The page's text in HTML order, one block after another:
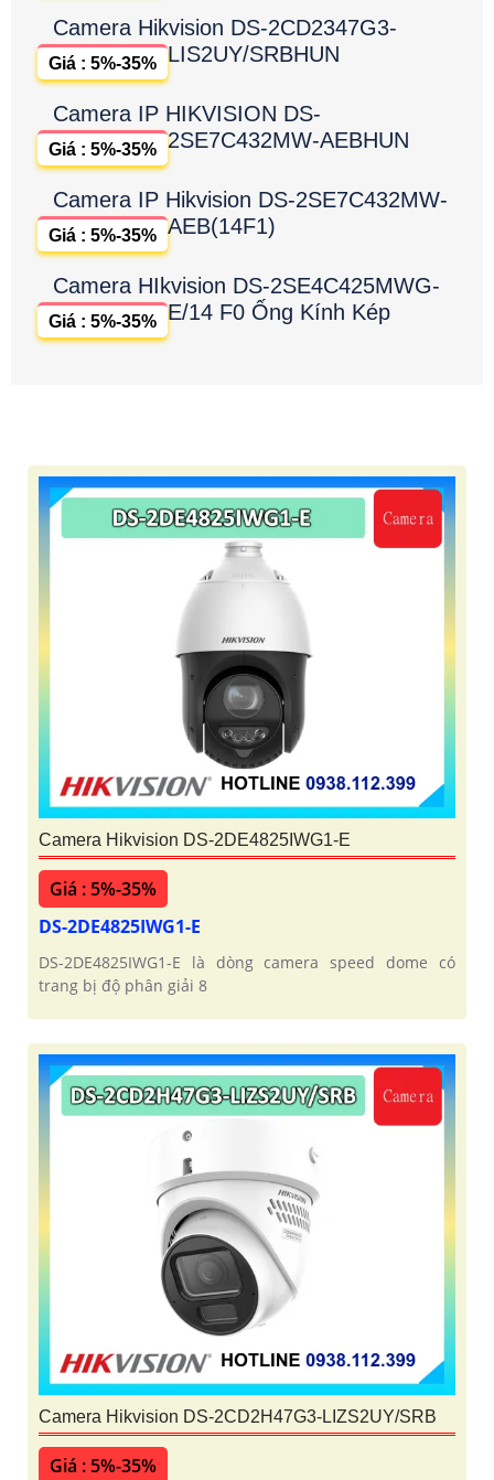
Camera Hikvision DS-2CD2347G3-
LIS2UY/SRBHUN
Giá : 5%-35%
Camera IP HIKVISION DS-
2SE7C432MW-AEBHUN
Giá : 5%-35%
Camera IP Hikvision DS-2SE7C432MW-
AEB(14F1)
Giá : 5%-35%
Camera HIkvision DS-2SE4C425MWG-
E/14 F0 Ống Kính Kép
Giá : 5%-35%
Camera Hikvision DS-2DE4825IWG1-E
Giá : 5%-35%
DS-2DE4825IWG1-E
DS-2DE4825IWG1-E là dòng camera speed dome có
trang bị độ phân giải 8
Camera Hikvision DS-2CD2H47G3-LIZS2UY/SRB
Giá : 5%-35%